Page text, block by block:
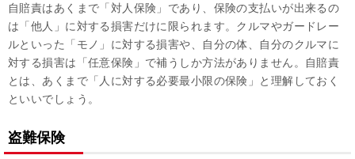
自賠責はあくまで「対人保険」であり、保険の支払いが出来るの
は「他人」に対する損害だけに限られます。クルマやガードレー
ルといった「モノ」に対する損害や、自分の体、自分のクルマに
対する損害は「任意保険」で補うしか方法がありません。自賠責
とは、あくまで「人に対する必要最小限の保険」と理解しておく
といいでしょう。
盗難保険